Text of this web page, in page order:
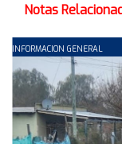
Notas
INFORMACION GENERAL